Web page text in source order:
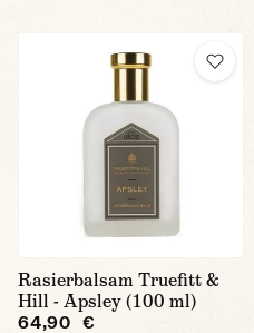
Rasierbalsam Truefitt &
Hill - Apsley (100 ml)
64,90 €